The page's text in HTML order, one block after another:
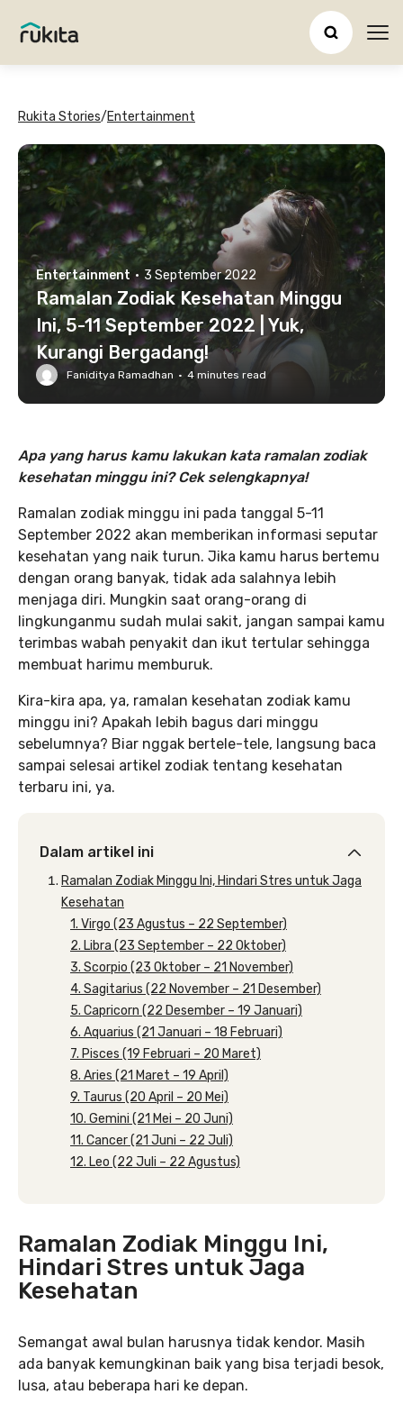
Rukita Stories/Entertainment
Entertainment · 3 September 2022
Ramalan Zodiak Kesehatan Minggu
Ini, 5-11 September 2022 | Yuk,
Kurangi Bergadang!
Faniditya Ramadhan · 4 minutes read
Apa yang harus kamu lakukan kata ramalan zodiak
kesehatan minggu ini? Cek selengkapnya!
Ramalan zodiak minggu ini pada tanggal 5-11
September 2022 akan memberikan informasi seputar
kesehatan yang naik turun. Jika kamu harus bertemu
dengan orang banyak, tidak ada salahnya lebih
menjaga diri. Mungkin saat orang-orang di
lingkunganmu sudah mulai sakit, jangan sampai kamu
terimbas wabah penyakit dan ikut tertular sehingga
membuat harimu memburuk.
Kira-kira apa, ya, ramalan kesehatan zodiak kamu
minggu ini? Apakah lebih bagus dari minggu
sebelumnya? Biar nggak bertele-tele, langsung baca
sampai selesai artikel zodiak tentang kesehatan
terbaru ini, ya.
Dalam artikel ini
Ramalan Zodiak Minggu Ini, Hindari Stres untuk Jaga
Kesehatan
1. Virgo (23 Agustus – 22 September)
2. Libra (23 September – 22 Oktober)
3. Scorpio (23 Oktober – 21 November)
4. Sagitarius (22 November – 21 Desember)
5. Capricorn (22 Desember – 19 Januari)
6. Aquarius (21 Januari – 18 Februari)
7. Pisces (19 Februari – 20 Maret)
8. Aries (21 Maret – 19 April)
9. Taurus (20 April – 20 Mei)
10. Gemini (21 Mei – 20 Juni)
11. Cancer (21 Juni – 22 Juli)
12. Leo (22 Juli – 22 Agustus)
Ramalan Zodiak Minggu Ini,
Hindari Stres untuk Jaga
Kesehatan
Semangat awal bulan harusnya tidak kendor. Masih
ada banyak kemungkinan baik yang bisa terjadi besok,
lusa, atau beberapa hari ke depan.